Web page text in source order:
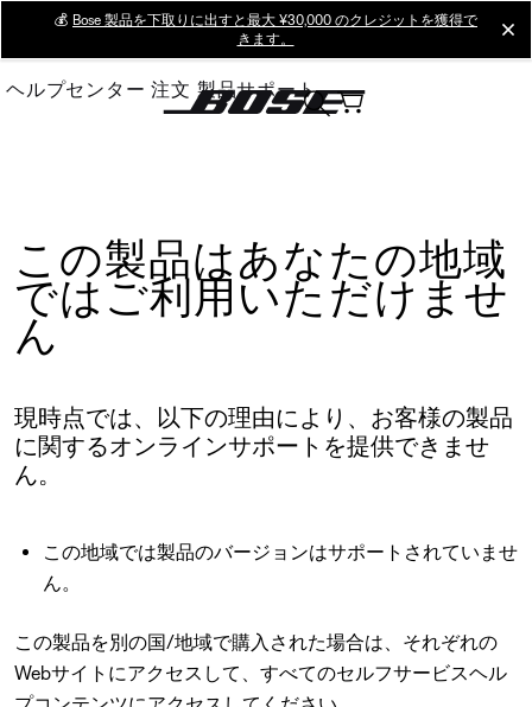
Main
💰 Bose 製品を下取りに出すと最大 ¥30,000 のクレジットを獲得で
きます。
ヘルプセンター 注文 製品サポート
この製品はあなたの地域
ではご利用いただけませ
ん
現時点では、以下の理由により、お客様の製品
に関するオンラインサポートを提供できませ
ん。
この地域では製品のバージョンはサポートされていませ
ん。
この製品を別の国/地域で購入された場合は、それぞれの
Webサイトにアクセスして、すべてのセルフサービスヘル